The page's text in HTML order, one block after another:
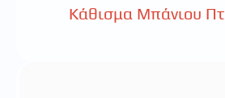
Κάθισμα Μπάνιου